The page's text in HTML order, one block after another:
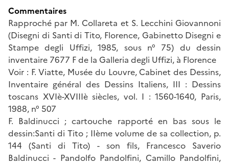
Commentaires
Rapproché par M. Collareta et S. Lecchini Giovannoni
(Disegni di Santi di Tito, Florence, Gabinetto Disegni e
Stampe degli Uffizi, 1985, sous n° 75) du dessin
inventaire 7677 F de la Galleria degli Uffizi, à Florence
Voir : F. Viatte, Musée du Louvre, Cabinet des Dessins,
Inventaire général des Dessins Italiens, III : Dessins
toscans XVIè-XVIIIè siècles, vol. I : 1560-1640, Paris,
1988, n° 507
F. Baldinucci ; cartouche rapporté en bas sous le
dessin:Santi di Tito ; IIème volume de sa collection, p.
144 (Santi di Tito) - son fils, Francesco Saverio
Baldinucci - Pandolfo Pandolfini, Camillo Pandolfini,